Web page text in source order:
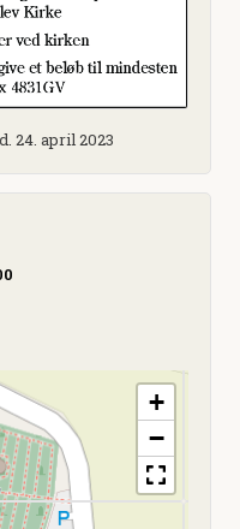
24. april 2023
+
−